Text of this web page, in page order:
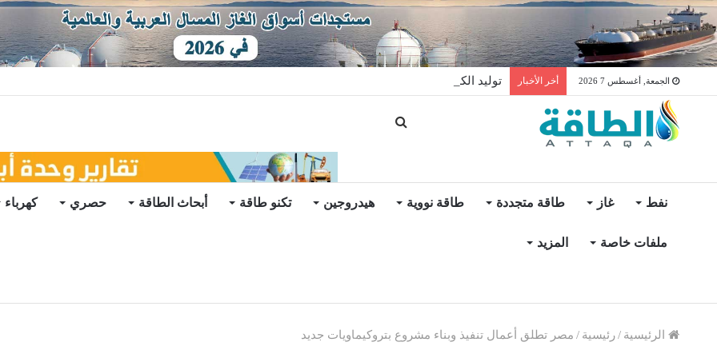
الجمعة, أغسطس 7 2026 أخر الأخبار توليد الكهرباء بالغاز في الإمارات يرتفع للعام الثاني
نفط غاز طاقة متجددة طاقة نووية هيدروجين تكنو طاقة أبحاث الطاقة حصري كهرباء
ملفات خاصة المزيد
الرئيسية /رئيسية / مصر تطلق أعمال تنفيذ وبناء مشروع بتروكيماويات جديد